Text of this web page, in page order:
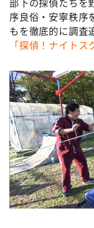
探偵！ナイト
news おかえり
河合＆A.B.C-Z
（news おかえ
DAIGOも台所
本日はダイア
朝だ！生です
教えて！ニュ
ＬＩＦＥ～夢
新婚さんいら
ポツンと一軒
序良俗・安寧秩序
もを徹底的に調査
「探偵！ナイトス